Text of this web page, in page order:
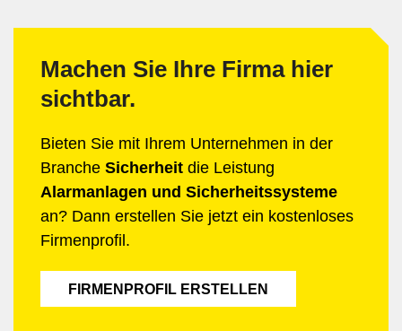
Machen Sie Ihre Firma hier
sichtbar.
Bieten Sie mit Ihrem Unternehmen in der
Branche Sicherheit die Leistung
Alarmanlagen und Sicherheitssysteme
an? Dann erstellen Sie jetzt ein kostenloses
Firmenprofil.
FIRMENPROFIL ERSTELLEN